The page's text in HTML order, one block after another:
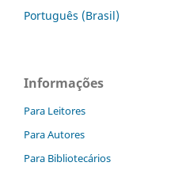
Português (Brasil)
Informações
Para Leitores
Para Autores
Para Bibliotecários